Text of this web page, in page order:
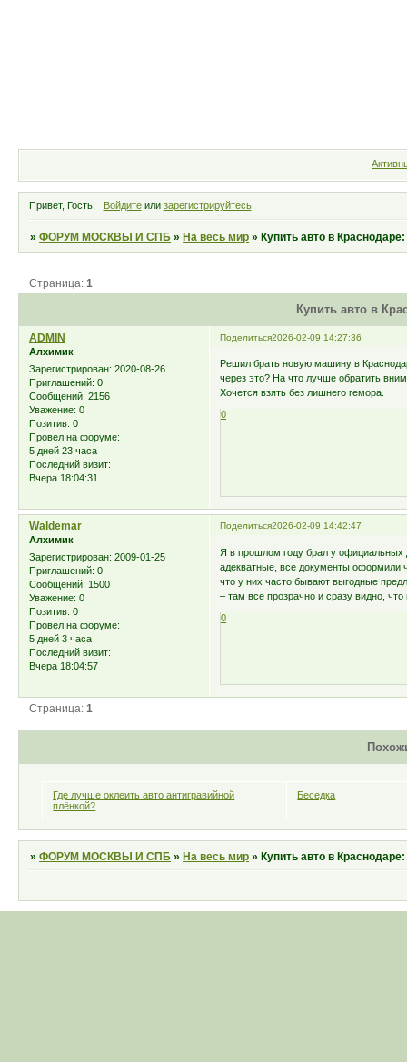
Привет, Гость! Войдитеили зарегистрируйтесь.
»ФОРУМ МОСКВЫ И СПБ »На весь мир »Купить авто в
Купить авто в
Страница:1
Поделиться2026-02-09 14:27:36
ADMIN
Алхимик
Зарегистрирован: 2020-08-26
Приглашений: 0
Сообщений: 2156
Уважение: 0
Позитив: 0
Провел на форуме:
5 дней 23 часа
Последний визит:
Вчера 18:04:31
Решил брать новую машину в
через это? На что лучше обратить
Хочется взять без лишнего гемора.
0
Поделиться2026-02-09 14:42:47
Waldemar
Алхимик
Зарегистрирован: 2009-01-25
Приглашений: 0
Сообщений: 1500
Уважение: 0
Позитив: 0
Провел на форуме:
5 дней 3 часа
Последний визит:
Вчера 18:04:57
Я в прошлом году брал у официальных
адекватные, все документы оформили
что у них часто бывают выгодные
– там все прозрачно и сразу видно,
0
Страница:1
Где лучше оклеить авто антигравийной
плёнкой?
Беседка
»ФОРУМ МОСКВЫ И СПБ »На весь мир »Купить авто в